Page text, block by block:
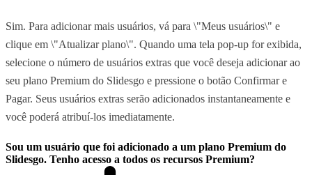
Sim. Para adicionar mais usuários, vá para \"Meus usuários\" e
clique em \"Atualizar plano\". Quando uma tela pop-up for exibida,
selecione o número de usuários extras que você deseja adicionar ao
seu plano Premium do Slidesgo e pressione o botão Confirmar e
Pagar. Seus usuários extras serão adicionados instantaneamente e
você poderá atribuí-los imediatamente.
Sou um usuário que foi adicionado a um plano Premium do
Slidesgo. Tenho acesso a todos os recursos Premium?